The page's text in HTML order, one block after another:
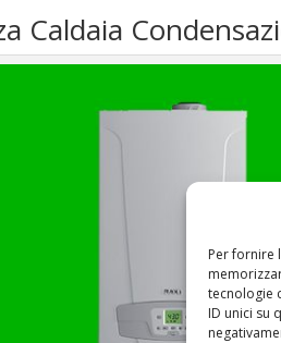
Per fornire
tecnologie
ID unici su
Caldaia